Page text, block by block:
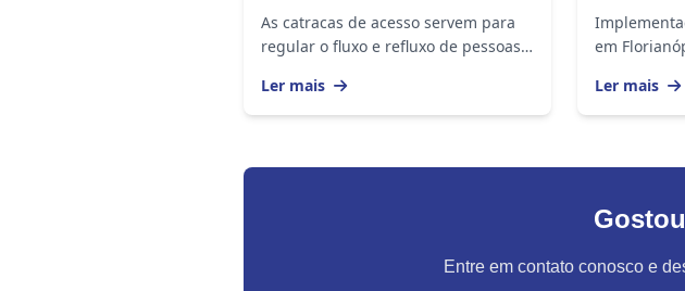
condomínio ou empresa
As catracas de acesso servem para
regular o fluxo e refluxo de pessoas
Catracas auxiliam no gerenciamento
da entrada e da...
Ler mais
em
Portaria
o
Ler mais
Entre em contato conosco e